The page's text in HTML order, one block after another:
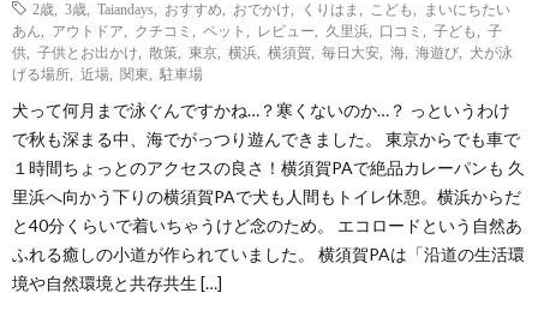
て
2歳
3歳 Taiandays おすすめ おでかけ くりはま こども
まいにちたい
あん
アウトドア クチコミ ペット レビュー 久里浜 口コミ 子ども
子
供
子供とお出かけ 散策 東京 横浜 横須賀 毎日大安 海 海遊び
犬が泳
げる場所
近場 関東 駐車場
犬って何月まで泳ぐんですかね…？寒くないのか…？ っというわけ
で秋も深まる中、海でがっつり遊んできました。 東京からでも車で
１時間ちょっとのアクセスの良さ！横須賀PAで絶品カレーパンも 久
里浜へ向かう下りの横須賀PAで犬も人間もトイレ休憩。横浜からだ
と40分くらいで着いちゃうけど念のため。 エコロードという自然あ
ふれる癒しの小道が作られていました。 横須賀PAは「沿道の生活環
境や自然環境と共存共生 […]